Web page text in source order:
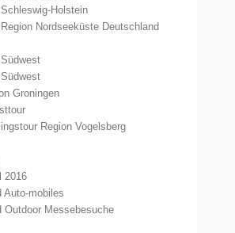
Holstein
Nordseeküste Deutschland
Groningen
Region Vogelsberg
2016
Auto-mobiles
Outdoor Messebesuche